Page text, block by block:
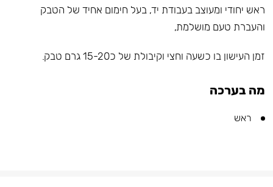
ראש יחודי ומעוצב בעבודת יד, בעל חימום אחיד של הטבק
והעברת טעם מושלמת,
זמן העישון בו כשעה וחצי וקיבולת של כ15-20 גרם טבק.
מה בערכה
ראש